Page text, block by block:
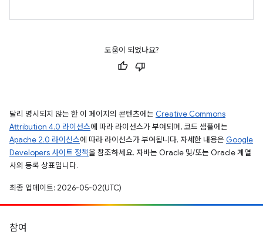
도움이 되었나요?
달리 명시되지 않는 한 이 페이지의 콘텐츠에는 Creative Commons
Attribution 4.0 라이선스에 따라 라이선스가 부여되며, 코드 샘플에는
Apache 2.0 라이선스에 따라 라이선스가 부여됩니다. 자세한 내용은 Google
Developers 사이트 정책을 참조하세요. 자바는 Oracle 및/또는 Oracle 계열
사의 등록 상표입니다.
최종 업데이트: 2026-05-02(UTC)
참여